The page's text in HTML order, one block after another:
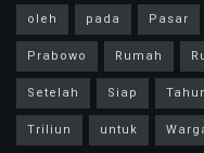
oleh
pada Pasar
Prabowo
Rumah
Setelah
Siap
Triliun
untuk